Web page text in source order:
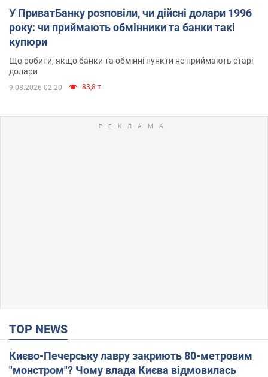
У ПриватБанку розповіли, чи дійсні долари 1996
року: чи приймають обмінники та банки такі
купюри
Що робити, якщо банки та обмінні пункти не приймають старі
долари
9.08.2026 02:20 83,8 т.
TOP NEWS
Києво-Печерську лавру закриють 80-метровим
"монстром"? Чому влада Києва відмовилась